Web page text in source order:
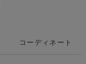
コーディネート